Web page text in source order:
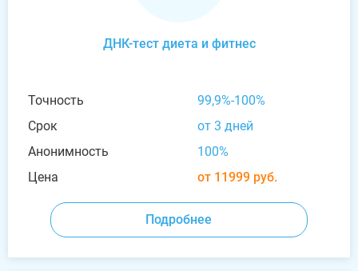
ДНК-тест диета и фитнес
Точность
99,9%-100%
Срок
от 3 дней
Анонимность
100%
Цена
от 11999 руб.
Подробнее